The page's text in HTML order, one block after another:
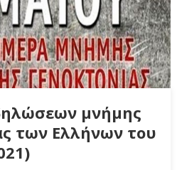
μνήμης
των Ελλήνων του